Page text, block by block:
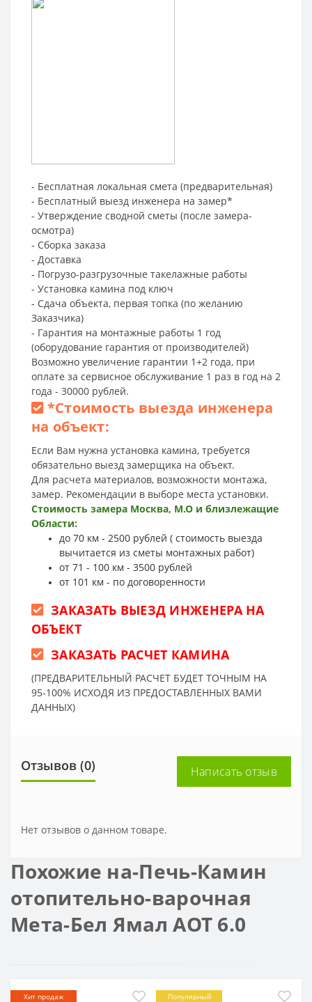
- Бесплатная локальная смета (предварительная)
- Бесплатный выезд инженера на замер*
- Утверждение сводной сметы (после замера-
осмотра)
- Сборка заказа
- Доставка
- Погрузо-разгрузочные такелажные работы
- Установка камина под ключ
- Сдача объекта, первая топка (по желанию
Заказчика)
- Гарантия на монтажные работы 1 год
(оборудование гарантия от производителей)
Возможно увеличение гарантии 1+2 года, при
оплате за сервисное обслуживание 1 раз в год на 2
года - 30000 рублей.
*Стоимость выезда инженера
на объект:
Если Вам нужна установка камина, требуется
обязательно выезд замерщика на объект.
Для расчета материалов, возможности монтажа,
замер. Рекомендации в выборе места установки.
Стоимость замера Москва, М.О и близлежащие
Области:
до 70 км - 2500 рублей ( стоимость выезда
вычитается из сметы монтажных работ)
от 71 - 100 км - 3500 рублей
от 101 км - по договоренности
ЗАКАЗАТЬ ВЫЕЗД ИНЖЕНЕРА НА
ОБЪЕКТ
ЗАКАЗАТЬ РАСЧЕТ КАМИНА
(ПРЕДВАРИТЕЛЬНЫЙ РАСЧЕТ БУДЕТ ТОЧНЫМ НА
95-100% ИСХОДЯ ИЗ ПРЕДОСТАВЛЕННЫХ ВАМИ
ДАННЫХ)
Отзывов (0) Написать отзыв
Нет отзывов о данном товаре.
Похожие на-Печь-Камин
отопительно-варочная
Мета-Бел Ямал АОТ 6.0
Хит продаж
Популярный